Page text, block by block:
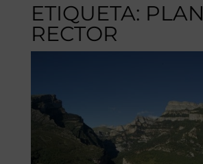
ETIQUETA: PLAN
RECTOR